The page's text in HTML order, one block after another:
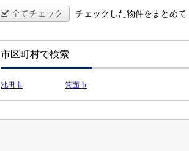
全てチェック チェックした物件をまとめて
市区町村で検索
池田市 箕面市